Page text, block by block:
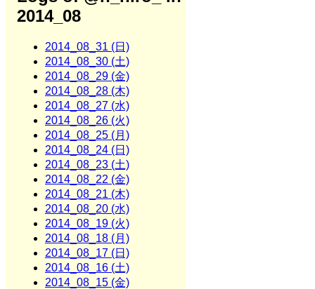
2014_08
2014_08_31 (日)
2014_08_30 (土)
2014_08_29 (金)
2014_08_28 (木)
2014_08_27 (水)
2014_08_26 (火)
2014_08_25 (月)
2014_08_24 (日)
2014_08_23 (土)
2014_08_22 (金)
2014_08_21 (木)
2014_08_20 (水)
2014_08_19 (火)
2014_08_18 (月)
2014_08_17 (日)
2014_08_16 (土)
2014_08_15 (金)